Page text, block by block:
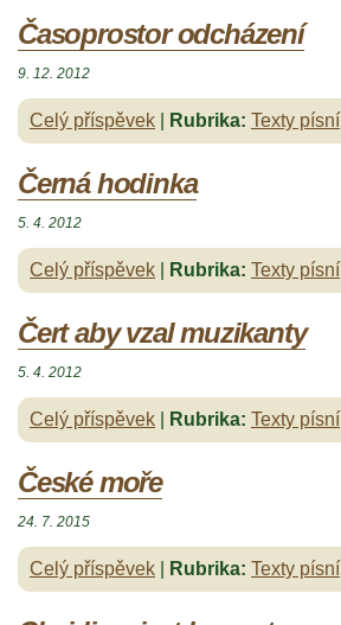
Časoprostor odcházení
9. 12. 2012
Celý příspěvek Rubrika: Texty písní
Černá hodinka
5. 4. 2012
Celý příspěvek Rubrika: Texty písní
Čert aby vzal muzikanty
5. 4. 2012
Celý příspěvek Rubrika: Texty písní
České moře
24. 7. 2015
Celý příspěvek Rubrika: Texty písní